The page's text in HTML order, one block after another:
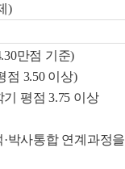
)
만점 기준)
점 3.50 이상)
평점 3.75 이상
·박사통합 연계과정을